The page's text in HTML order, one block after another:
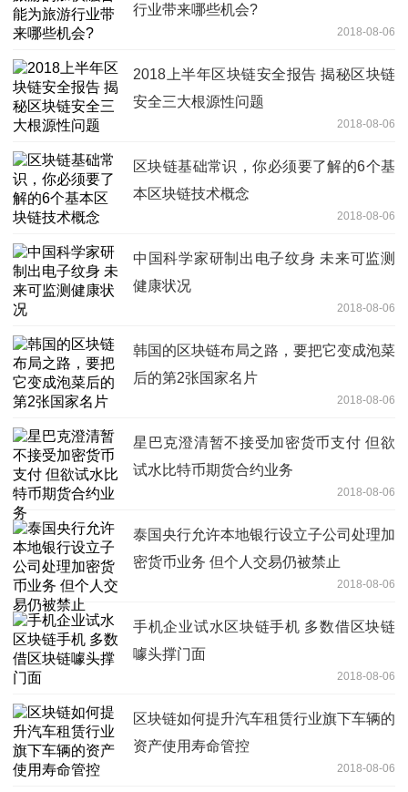
行业带来哪些机会?
2018-08-06
2018上半年区块链安全报告 揭秘区块链
安全三大根源性问题
2018-08-06
区块链基础常识，你必须要了解的6个基
本区块链技术概念
2018-08-06
中国科学家研制出电子纹身 未来可监测
健康状况
2018-08-06
韩国的区块链布局之路，要把它变成泡菜
后的第2张国家名片
2018-08-06
星巴克澄清暂不接受加密货币支付 但欲
试水比特币期货合约业务
2018-08-06
泰国央行允许本地银行设立子公司处理加
密货币业务 但个人交易仍被禁止
2018-08-06
手机企业试水区块链手机 多数借区块链
噱头撑门面
2018-08-06
区块链如何提升汽车租赁行业旗下车辆的
资产使用寿命管控
2018-08-06